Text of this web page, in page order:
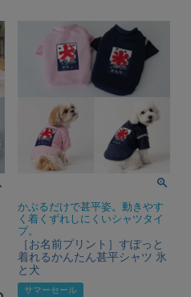
かぶるだけで甚平姿。動きやす
く着くずれしにくいシャツタイ
プ。
［お名前プリント］すぽっと
着れるかんたん甚平シャツ 氷
と犬
サマーセール